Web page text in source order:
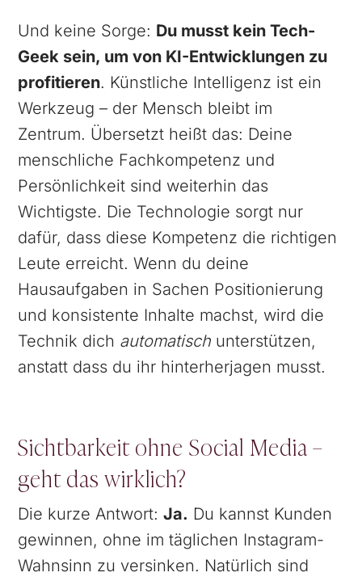
Und keine Sorge: Du musst kein Tech-
Geek sein, um von KI-Entwicklungen zu
profitieren. Künstliche Intelligenz ist ein
Werkzeug – der Mensch bleibt im
Zentrum. Übersetzt heißt das: Deine
menschliche Fachkompetenz und
Persönlichkeit sind weiterhin das
Wichtigste. Die Technologie sorgt nur
dafür, dass diese Kompetenz die richtigen
Leute erreicht. Wenn du deine
Hausaufgaben in Sachen Positionierung
und konsistente Inhalte machst, wird die
Technik dich automatisch unterstützen,
anstatt dass du ihr hinterherjagen musst.
Sichtbarkeit ohne Social Media –
geht das wirklich?
Die kurze Antwort:Ja. Du kannst Kunden
gewinnen, ohne im täglichen Instagram-
Wahnsinn zu versinken. Natürlich sind